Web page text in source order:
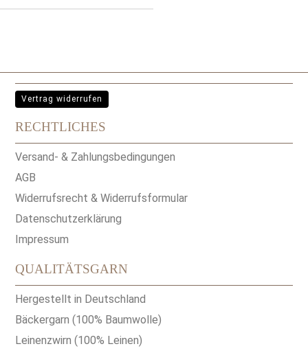
Vertrag widerrufen
RECHTLICHES
Versand- & Zahlungsbedingungen
AGB
Widerrufsrecht & Widerrufsformular
Datenschutzerklärung
Impressum
QUALITÄTSGARN
Hergestellt in Deutschland
Bäckergarn (100% Baumwolle)
Leinenzwirn (100% Leinen)